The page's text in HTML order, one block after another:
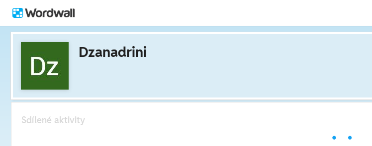
Dzanadrini
Sdílené aktivity